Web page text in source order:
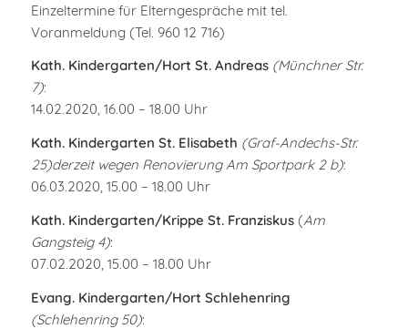
Einzeltermine für Elterngespräche mit tel.
Voranmeldung (Tel. 960 12 716)
Kath. Kindergarten/Hort St. Andreas (Münchner Str.
7):
14.02.2020, 16.00 – 18.00 Uhr
Kath. Kindergarten St. Elisabeth (Graf-Andechs-Str.
25)derzeit wegen Renovierung Am Sportpark 2 b):
06.03.2020, 15.00 – 18.00 Uhr
Kath. Kindergarten/Krippe St. Franziskus(Am
Gangsteig 4):
07.02.2020, 15.00 – 18.00 Uhr
Evang. Kindergarten/Hort Schlehenring
(Schlehenring 50):